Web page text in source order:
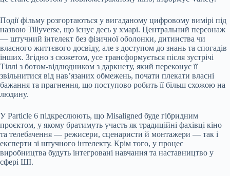
Події фільму розгортаються у вигаданому цифровому вимірі під
назвою Tillyverse, що існує десь у хмарі. Центральний персонаж
— штучний інтелект без фізичної оболонки, дитинства чи
власного життєвого досвіду, але з доступом до знань та спогадів
інших. Згідно з сюжетом, усе трансформується після зустрічі
Тіллі з ботом-відлюдником з даркнету, який переконує її
звільнитися від нав’язаних обмежень, почати плекати власні
бажання та прагнення, що поступово робить її більш схожою на
людину.
У Particle 6 підкреслюють, що Misaligned буде гібридним
проєктом, у якому братимуть участь як традиційні фахівці кіно
та телебачення — режисери, сценаристи й монтажери — так і
експерти зі штучного інтелекту. Крім того, у процес
виробництва будуть інтегровані навчання та наставництво у
сфері ШІ.